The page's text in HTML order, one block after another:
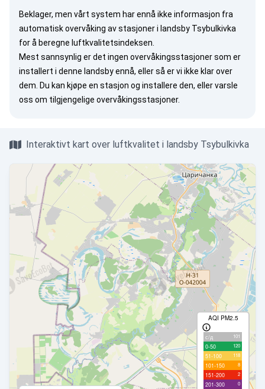
Beklager, men vårt system har ennå ikke informasjon fra
automatisk overvåking av stasjoner i landsby Tsybulkivka
for å beregne luftkvalitetsindeksen.
Mest sannsynlig er det ingen overvåkingsstasjoner som er
installert i denne landsby ennå, eller så er vi ikke klar over
dem. Du kan kjøpe en stasjon og installere den, ellervarsle
oss om tilgjengelige overvåkingsstasjoner.
Interaktivt kart over luftkvalitet i landsby Tsybulkivka
AQI PM2.5
с/д 101
0-50 120
51-100 118
101-150 8
151-200 2
201-300 0